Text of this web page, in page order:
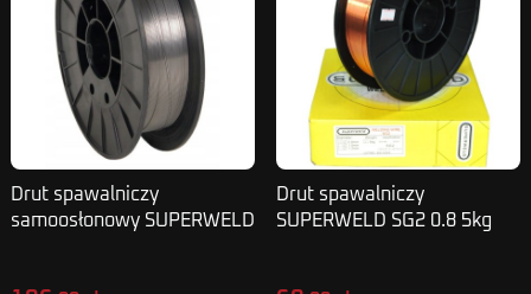
Drut spawalniczy
samoosłonowy SUPERWELD
Drut spawalniczy
SUPERWELD SG2 0.8 5kg